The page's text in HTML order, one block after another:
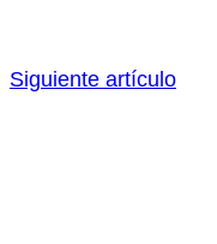
Siguiente artículo